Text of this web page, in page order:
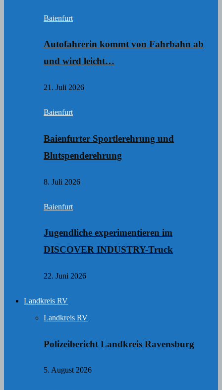
Baienfurt
Autofahrerin kommt von Fahrbahn ab
und wird leicht…
21. Juli 2026
Baienfurt
Baienfurter Sportlerehrung und
Blutspenderehrung
8. Juli 2026
Baienfurt
Jugendliche experimentieren im
DISCOVER INDUSTRY-Truck
22. Juni 2026
Landkreis RV
Landkreis RV
Polizeibericht Landkreis Ravensburg
5. August 2026